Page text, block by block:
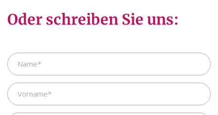
Oder schreiben Sie uns:
Name
Vorname